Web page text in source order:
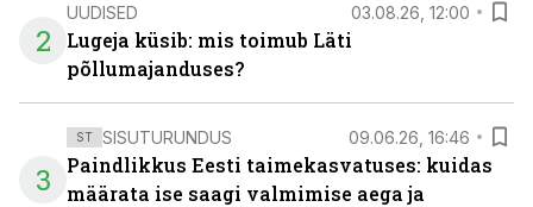
2
UUDISED 03.08.26, 12:00
Lugeja küsib: mis toimub Läti
põllumajanduses?
3
ST SISUTURUNDUS 09.06.26, 16:46
Paindlikkus Eesti taimekasvatuses: kuidas
määrata ise saagi valmimise aega ja